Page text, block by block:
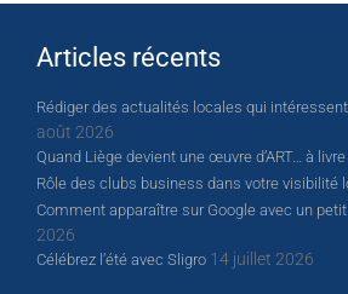
Articles récents
Rédiger des actualités locales qui
août 2026
Quand Liège devient une œuvre d’ART… à
Rôle des clubs business dans votre visibilité
Comment apparaître sur Google avec un
2026
Célébrez l’été avec Sligro 14 juillet 2026